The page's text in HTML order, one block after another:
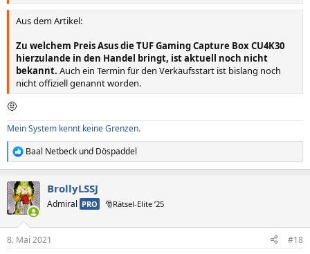
Aus dem Artikel:
Zu welchem Preis Asus die TUF Gaming Capture Box CU4K30
hierzulande in den Handel bringt, ist aktuell noch nicht
bekannt. Auch ein Termin für den Verkaufsstart ist bislang noch
nicht offiziell genannt worden.
🤨
Mein System kennt keine Grenzen.
R
e
k
t
i
e
Baal Netbeck und Döspaddel
BrollyLSSJ
Admiral PRO 🎅Rätsel-Elite ’25
8. Mai 2021 #18